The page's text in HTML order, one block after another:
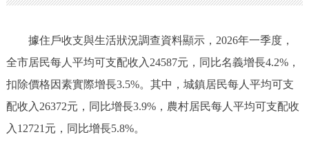
市領導 機構職能 政策服務
政策兌現 政策解讀 回應關切
據住戶收支與生活狀況調查資料顯示，2026年一季度，
全市居民每人平均可支配收入24587元，同比名義增長4.2%，
扣除價格因素實際增長3.5%。其中，城鎮居民每人平均可支
配收入26372元，同比增長3.9%，農村居民每人平均可支配收
入12721元，同比增長5.8%。